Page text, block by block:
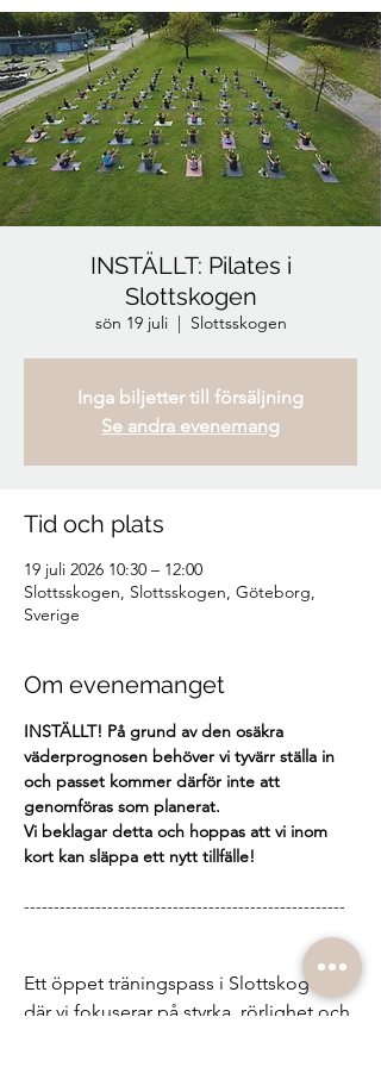
INSTÄLLT: Pilates i
Slottskogen
sön 19 juli
  |
Slottsskogen
Inga biljetter till försäljning
Se andra evenemang
Tid och plats
19 juli 2026 10:30 – 12:00
Slottsskogen, Slottsskogen, Göteborg,
Sverige
Om evenemanget
INSTÄLLT! På grund av den osäkra
väderprognosen behöver vi tyvärr ställa in
och passet kommer därför inte att
genomföras som planerat.
Vi beklagar detta och hoppas att vi inom
kort kan släppa ett nytt tillfälle!
------------------------------------------------------
Ett öppet träningspass i Slottskogen
där vi fokuserar på styrka, rörlighet och